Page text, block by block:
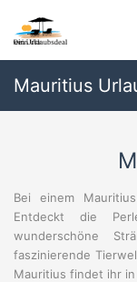
Mauritius
Bei einem
Entdeckt die
wunderschöne
faszinierende
Mauritius findet ihr